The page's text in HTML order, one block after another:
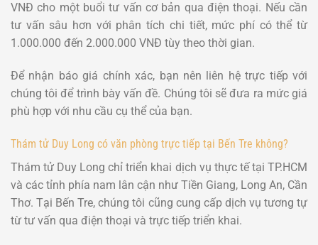
VNĐ cho một buổi tư vấn cơ bản qua điện thoại. Nếu cần
tư vấn sâu hơn với phân tích chi tiết, mức phí có thể từ
1.000.000 đến 2.000.000 VNĐ tùy theo thời gian.
Để nhận báo giá chính xác, bạn nên liên hệ trực tiếp với
chúng tôi để trình bày vấn đề. Chúng tôi sẽ đưa ra mức giá
phù hợp với nhu cầu cụ thể của bạn.
Thám tử Duy Long có văn phòng trực tiếp tại Bến Tre không?
Thám tử Duy Long chỉ triển khai dịch vụ thực tế tại TP.HCM
và các tỉnh phía nam lân cận như Tiền Giang, Long An, Cần
Thơ. Tại Bến Tre, chúng tôi cũng cung cấp dịch vụ tương tự
từ tư vấn qua điện thoại và trực tiếp triển khai.